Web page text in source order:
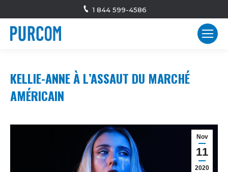
1 844 599-4586
KELLIE-ANNE À L’ASSAUT DU MARCHÉ
AMÉRICAIN
Nov
11
2020